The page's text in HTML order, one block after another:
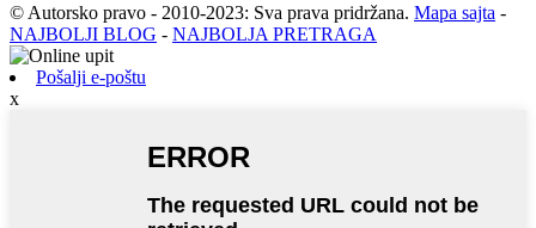
© Autorsko pravo - 2010-2023: Sva prava pridržana. Mapa sajta -
NAJBOLJI BLOG - NAJBOLJA PRETRAGA
Pošalji e-poštu
x